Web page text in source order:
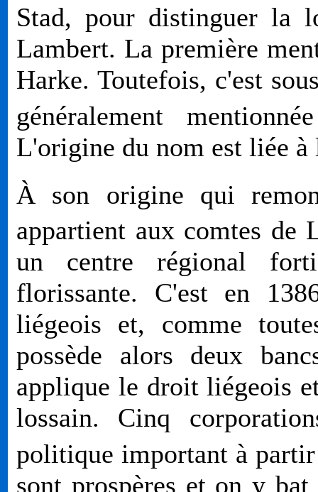
Stad, pour distinguer la
Lambert. La première
Harke. Toutefois, c'est
généralement
L'origine du nom est liée
À son origine qui
appartient aux comtes de
un centre régional
florissante. C'est en
liégeois et, comme
possède alors deux
applique le droit liégeois
lossain. Cinq
politique important à
sont prospères et on y